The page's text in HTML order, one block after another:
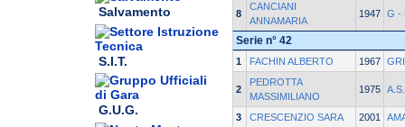
Salvamento
S.I.T.
G.U.G.
8
CANCIANI
ANNAMARIA
1947 G -
Serie n° 42
1 FACHIN ALBERTO 1967
2
PEDROTTA
MASSIMILIANO
1975
3 CRESCENZIO SARA 2001